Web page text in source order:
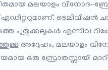
മലയാളം വിനോദ-
ടെലിവിഷൻ
പുതുക്കലുകൾ എന്നിവ
അദ്ദേഹം, മലയാളം
ഒരു സ്രോതസ്സായി